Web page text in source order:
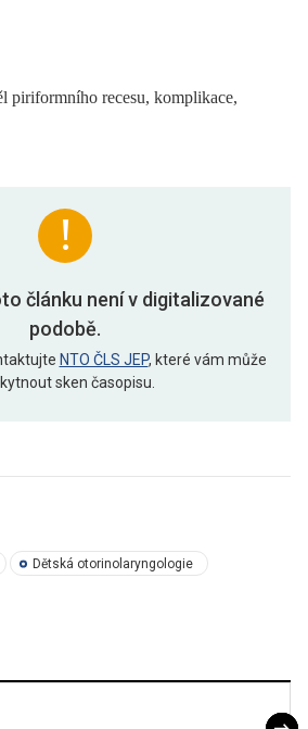
piriformního recesu, komplikace,
článku není v digitalizované
podobě.
NTO ČLS JEP, které vám může
sken časopisu.
Dětská otorinolaryngologie